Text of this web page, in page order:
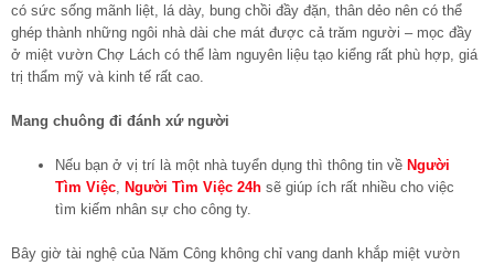
có sức sống mãnh liệt, lá dày, bung chồi đầy đặn, thân dẻo nên có thể
ghép thành những ngôi nhà dài che mát được cả trăm người – mọc đầy
ở miệt vườn Chợ Lách có thể làm nguyên liệu tạo kiểng rất phù hợp, giá
trị thẩm mỹ và kinh tế rất cao.
Mang chuông đi đánh xứ người
Nếu bạn ở vị trí là một nhà tuyển dụng thì thông tin về Người
Tìm Việc
Người Tìm Việc 24h sẽ giúp ích rất nhiều cho việc
tìm kiếm nhân sự cho công ty.
Bây giờ tài nghệ của Năm Công không chỉ vang danh khắp miệt vườn